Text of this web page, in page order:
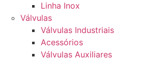
Linha Inox
Válvulas
Válvulas Industriais
Acessórios
Válvulas Auxiliares